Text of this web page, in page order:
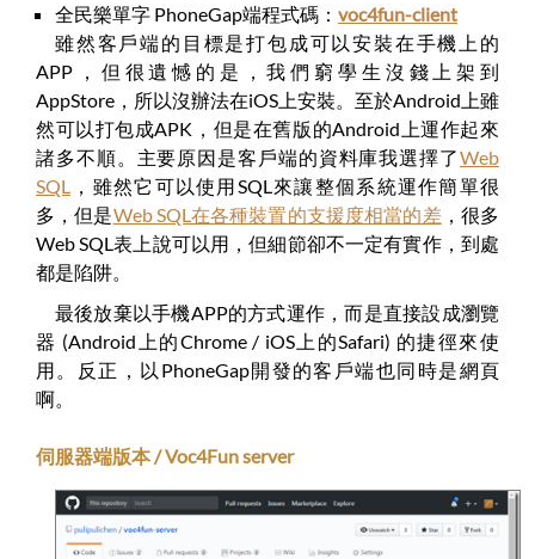
全民樂單字 PhoneGap端程式碼： voc4fun-client
雖然客戶端的目標是打包成可以安裝在手機上的
APP，但很遺憾的是，我們窮學生沒錢上架到
AppStore，所以沒辦法在iOS上安裝。至於Android上雖
然可以打包成APK，但是在舊版的Android上運作起來
諸多不順。主要原因是客戶端的資料庫我選擇了Web
SQL ，雖然它可以使用SQL來讓整個系統運作簡單很
多，但是Web SQL在各種裝置的支援度相當的差，很多
Web SQL表上說可以用，但細節卻不一定有實作，到處
都是陷阱。
最後放棄以手機APP的方式運作，而是直接設成瀏覽
器 (Android上的Chrome / iOS上的Safari) 的捷徑來使
用。反正，以PhoneGap開發的客戶端也同時是網頁
啊。
伺服器端版本 / Voc4Fun server